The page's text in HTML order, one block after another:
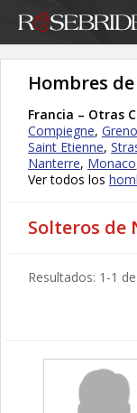
Hombres
Francia – Otras
Compiegne,
Saint Etienne,
Nanterre, Monaco
Ver todos los
Solteros de
Resultados: 1-1 de